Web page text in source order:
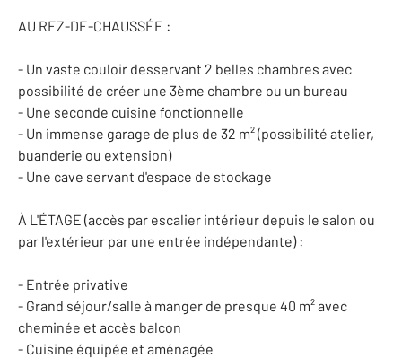
AU REZ-DE-CHAUSSÉE :
- Un vaste couloir desservant 2 belles chambres avec
possibilité de créer une 3ème chambre ou un bureau
- Une seconde cuisine fonctionnelle
- Un immense garage de plus de 32 m² (possibilité atelier,
buanderie ou extension)
- Une cave servant d'espace de stockage
À L'ÉTAGE (accès par escalier intérieur depuis le salon ou
par l'extérieur par une entrée indépendante) :
- Entrée privative
- Grand séjour/salle à manger de presque 40 m² avec
cheminée et accès balcon
- Cuisine équipée et aménagée